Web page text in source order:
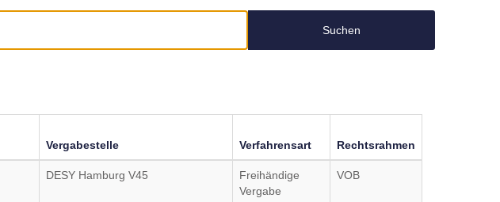
Suchen
Vergabestelle Verfahrensart Rechtsrahmen
DESY Hamburg V45
Freihändige
Vergabe
VOB